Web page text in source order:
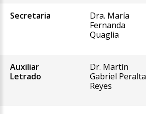
Secretaria
Dra. María
Fernanda
Quaglia
Auxiliar
Letrado
Dr. Martín
Gabriel Peralta
Reyes